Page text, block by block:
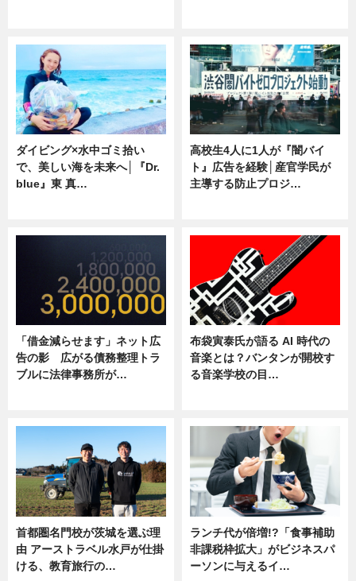
ダイビング×水中ゴミ拾い
で、美しい海を未来へ│『Dr.
blue』東 真…
高校生4人に1人が『闇バイ
ト』広告を経験│産官学民が
主導する防止プロジ…
「借金減らせます」ネット広
告の影 広がる債務整理トラ
ブルに法律事務所が…
布袋寅泰氏が語る AI 時代の
音楽とは？バンタンが開校す
る音楽学校の目…
首都圏名門校が茨城を選ぶ理
由 アーストラベル水戸が仕掛
ける、教育旅行の…
ランチ代が倍増!?「食事補助
非課税枠拡大」がビジネスパ
ーソンに与えるイ…